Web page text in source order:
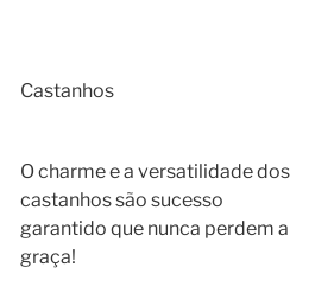
Castanhos
O charme e a versatilidade dos
castanhos são sucesso
garantido que nunca perdem a
graça!